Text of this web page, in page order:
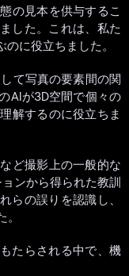
の見本を供与するこ
した。これは、私た
に役立ちました。
て写真の要素間の関
AIが3D空間で個々の
解するのに役立ちま
ど撮影上の一般的な
ンから得られた教訓
らの誤りを認識し、
たらされる中で、機